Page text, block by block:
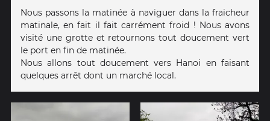
Nous passons la matinée à naviguer dans la fraicheur
matinale, en fait il fait carrément froid ! Nous avons
visité une grotte et retournons tout doucement vert
le port en fin de matinée.
Nous allons tout doucement vers Hanoi en faisant
quelques arrêt dont un marché local.